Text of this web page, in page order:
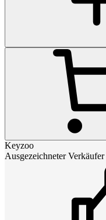
Keyzoo
Ausgezeichneter Verkäufer